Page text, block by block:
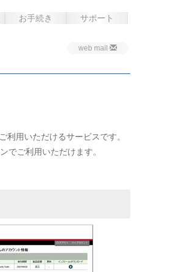
お手続き サポート
web mail
用いただけるサービスです。
でご利用いただけます。